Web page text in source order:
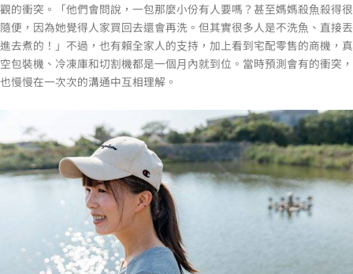
觀的衝突。「他們會問說，⼀包那麼⼩份有⼈要嗎？甚⾄媽媽殺⿂殺得很
隨便，因為她覺得⼈家買回去還會再洗。但其實很多⼈是不洗⿂、直接丟
進去煮的！」不過，也有賴全家⼈的⽀持，加上看到宅配零售的商機，真
空包裝機、冷凍庫和切割機都是⼀個⽉內就到位。當時預測會有的衝突，
也慢慢在⼀次次的溝通中互相理解。